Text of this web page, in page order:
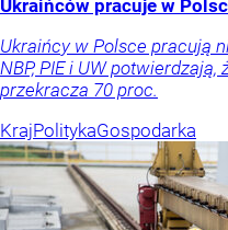
Ukraińców pracuje w
Ukraińcy w Polsce pracują
NBP, PIE i UW
przekracza 70 proc.
KrajPolitykaGospodarka